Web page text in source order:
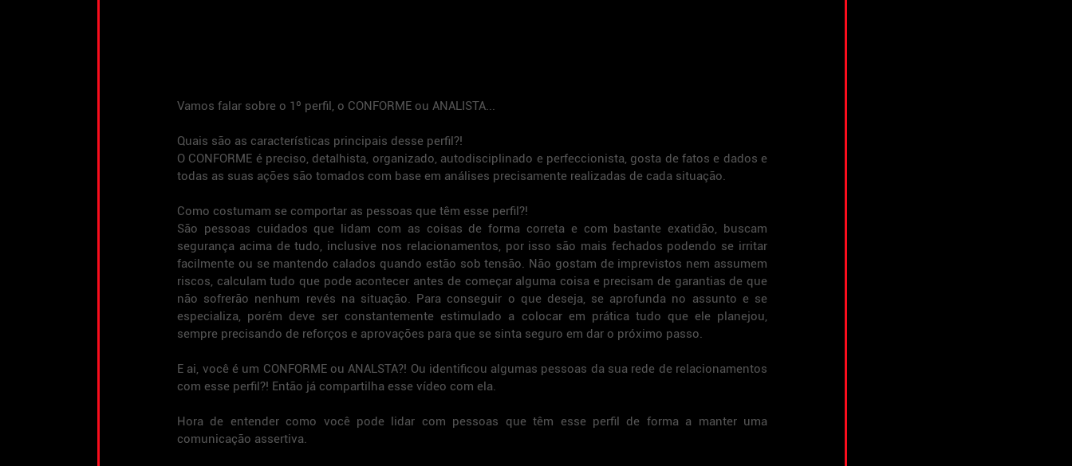
Vamos falar sobre o 1º perfil, o CONFORME ou ANALISTA...
Quais são as características principais desse perfil?!
O CONFORME é preciso, detalhista, organizado, autodisciplinado e perfeccionista, gosta de fatos e dados e
todas as suas ações são tomados com base em análises precisamente realizadas de cada situação.
Como costumam se comportar as pessoas que têm esse perfil?!
São pessoas cuidados que lidam com as coisas de forma correta e com bastante exatidão, buscam
segurança acima de tudo, inclusive nos relacionamentos, por isso são mais fechados podendo se irritar
facilmente ou se mantendo calados quando estão sob tensão. Não gostam de imprevistos nem assumem
riscos, calculam tudo que pode acontecer antes de começar alguma coisa e precisam de garantias de que
não sofrerão nenhum revés na situação. Para conseguir o que deseja, se aprofunda no assunto e se
especializa, porém deve ser constantemente estimulado a colocar em prática tudo que ele planejou,
sempre precisando de reforços e aprovações para que se sinta seguro em dar o próximo passo.
E ai, você é um CONFORME ou ANALSTA?! Ou identificou algumas pessoas da sua rede de relacionamentos
com esse perfil?! Então já compartilha esse vídeo com ela.
Hora de entender como você pode lidar com pessoas que têm esse perfil de forma a manter uma
comunicação assertiva.